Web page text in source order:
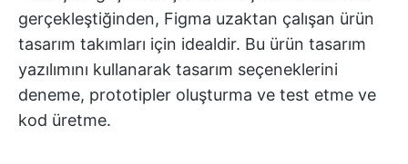
gerçekleştiğinden, Figma uzaktan çalışan ürün
tasarım takımları için idealdir. Bu ürün tasarım
yazılımını kullanarak tasarım seçeneklerini
deneme, prototipler oluşturma ve test etme ve
kod üretme.